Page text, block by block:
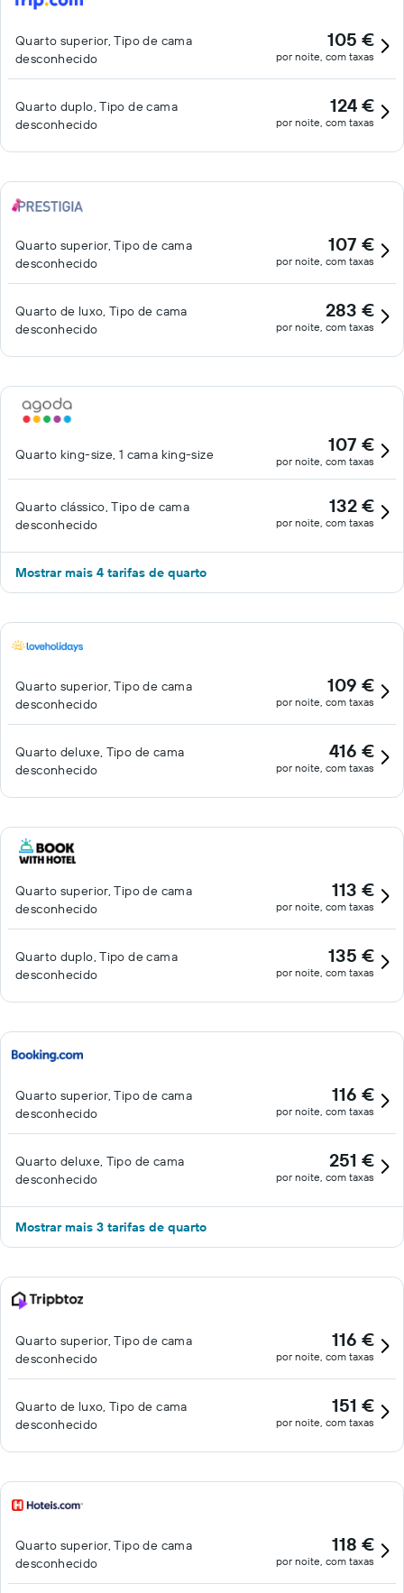
Quarto superior, Tipo de cama
desconhecido
105 €
por noite, com taxas
Quarto duplo, Tipo de cama
desconhecido
124 €
por noite, com taxas
Quarto superior, Tipo de cama
desconhecido
107 €
por noite, com taxas
Quarto de luxo, Tipo de cama
desconhecido
283 €
por noite, com taxas
Quarto king-size, 1 cama king-size 107 €
por noite, com taxas
Quarto clássico, Tipo de cama
desconhecido
132 €
por noite, com taxas
Mostrar mais 4 tarifas de quarto
Quarto superior, Tipo de cama
desconhecido
109 €
por noite, com taxas
Quarto deluxe, Tipo de cama
desconhecido
416 €
por noite, com taxas
Quarto superior, Tipo de cama
desconhecido
113 €
por noite, com taxas
Quarto duplo, Tipo de cama
desconhecido
135 €
por noite, com taxas
Quarto superior, Tipo de cama
desconhecido
116 €
por noite, com taxas
Quarto deluxe, Tipo de cama
desconhecido
251 €
por noite, com taxas
Mostrar mais 3 tarifas de quarto
Quarto superior, Tipo de cama
desconhecido
116 €
por noite, com taxas
Quarto de luxo, Tipo de cama
desconhecido
151 €
por noite, com taxas
Quarto superior, Tipo de cama
desconhecido
118 €
por noite, com taxas